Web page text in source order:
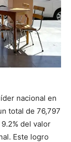
nacional en
total de 76,797
del valor
Este logro